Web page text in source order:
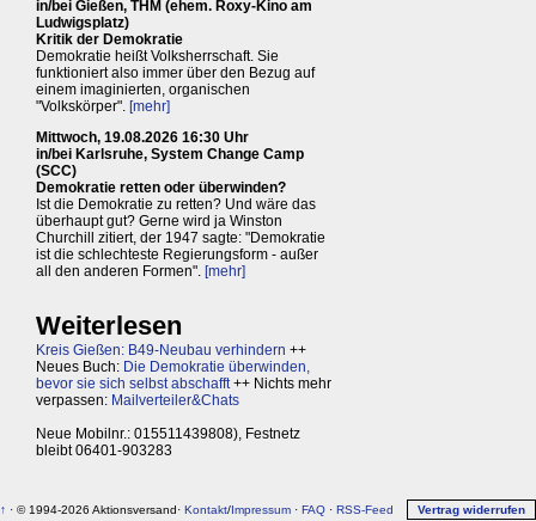
in/bei Gießen, THM (ehem. Roxy-Kino am
Ludwigsplatz)
Kritik der Demokratie
Demokratie heißt Volksherrschaft. Sie
funktioniert also immer über den Bezug auf
einem imaginierten, organischen
"Volkskörper". [mehr]
Mittwoch, 19.08.2026 16:30 Uhr
in/bei Karlsruhe, System Change Camp
(SCC)
Demokratie retten oder überwinden?
Ist die Demokratie zu retten? Und wäre das
überhaupt gut? Gerne wird ja Winston
Churchill zitiert, der 1947 sagte: "Demokratie
ist die schlechteste Regierungsform - außer
all den anderen Formen". [mehr]
Weiterlesen
Kreis Gießen: B49-Neubau verhindern ++
Neues Buch: Die Demokratie überwinden,
bevor sie sich selbst abschafft++ Nichts mehr
verpassen: Mailverteiler&Chats
Neue Mobilnr.: 015511439808), Festnetz
bleibt 06401-903283
↑ · © 1994-2026 Aktionsversand· Kontakt/ Impressum · FAQ · RSS-Feed Vertrag widerrufen